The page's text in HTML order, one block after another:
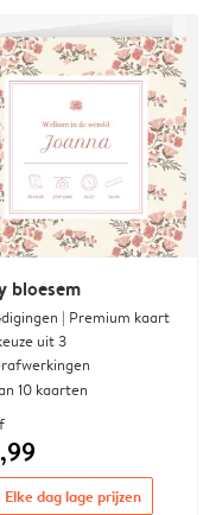
bloesem
| Premium kaart
uit 3
10 kaarten
Elke dag lage prijzen